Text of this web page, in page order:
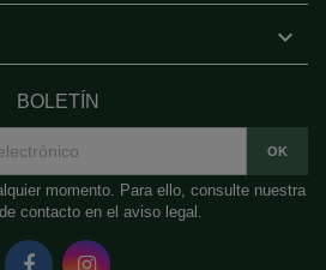

BOLETÍN
momento. Para ello, consulte nuestra
contacto en el aviso legal.